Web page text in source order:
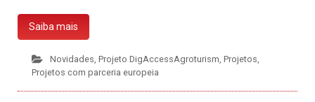
Saiba mais
Novidades Projeto DigAccessAgroturism Projetos
Projetos com parceria europeia